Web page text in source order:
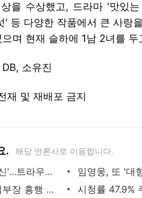
을 수상했고, 드라마 '맛있
등 다양한 작품에서 큰 사랑
며 현재 슬하에 1남 2녀를 두
소유진
및 재배포 금지
. 해당 언론사로 이동합니다.
시청률 대란 속 '자체 최고 경신'…트라우마 극복→해피 엔딩→후속작에 바톤터치한 ENA 드라마
1년 만에 뒤집혔다…'25.1%' 김부장 흥행 불씨→'TOP10 재진입' 역주행 신화 쓴 韓 드라마